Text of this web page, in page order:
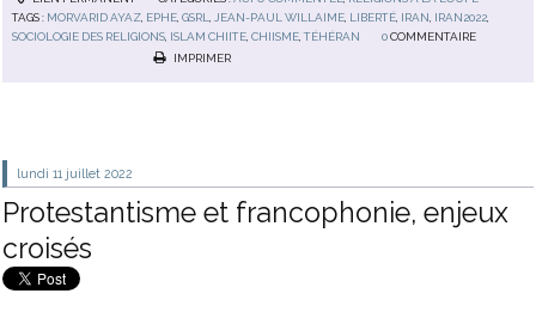
TAGS : MORVARID AYAZ EPHE ,GSRL JEAN-PAUL WILLAIME LIBERTÉ IRAN IRAN2022
SOCIOLOGIE DES RELIGIONS ISLAM CHIITE ,CHIISME ,TÉHÉRAN 0 COMMENTAIRE
IMPRIMER
lundi 11 juillet 2022
Protestantisme et francophonie, enjeux
croisés